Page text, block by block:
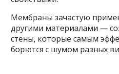
Мембраны зачастую
другими материалами —
стены, которые самым
борются с шумом разных